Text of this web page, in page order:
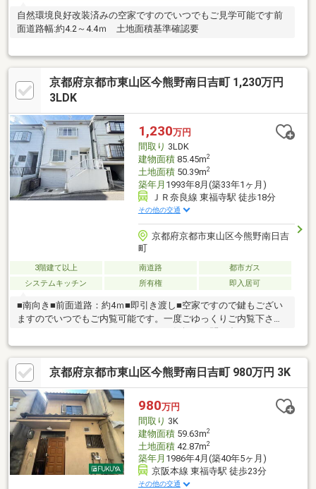
自然環境良好改装済みの空家ですのでいつでもご見学可能です前
面道路幅:約4.2～4.4ｍ 土地面積基準確認要
京都府京都市東山区今熊野南日吉町 1,230万円
3LDK
1,230万円
間取り 3LDK
建物面積85.45m2
土地面積50.39m2
築年月 1993年8月(築33年1ヶ月)
ＪＲ奈良線 東福寺駅 徒歩18分
その他の交通
京都府京都市東山区今熊野南日吉
町
3階建て以上 南道路
都市ガス
システムキッチン
所有権 即入居可
■南向き■前面道路：約4ｍ■即引き渡し■空家ですので鍵もござい
ますのでいつでもご内覧可能です。一度ごゆっくりご内覧下さ
い。０１２０－０２１－３１３までお気軽にお問い合わせ下さ
い。■経験年数10年以上の営業スタッフ在籍、宅地建物取引士・
古民家鑑定士1級等も取得しておりますのでご安心ください。
京都府京都市東山区今熊野南日吉町 980万円 3K
980万円
間取り 3K
建物面積59.63m2
土地面積42.87m2
築年月 1986年4月(築40年5ヶ月)
京阪本線 東福寺駅 徒歩23分
その他の交通